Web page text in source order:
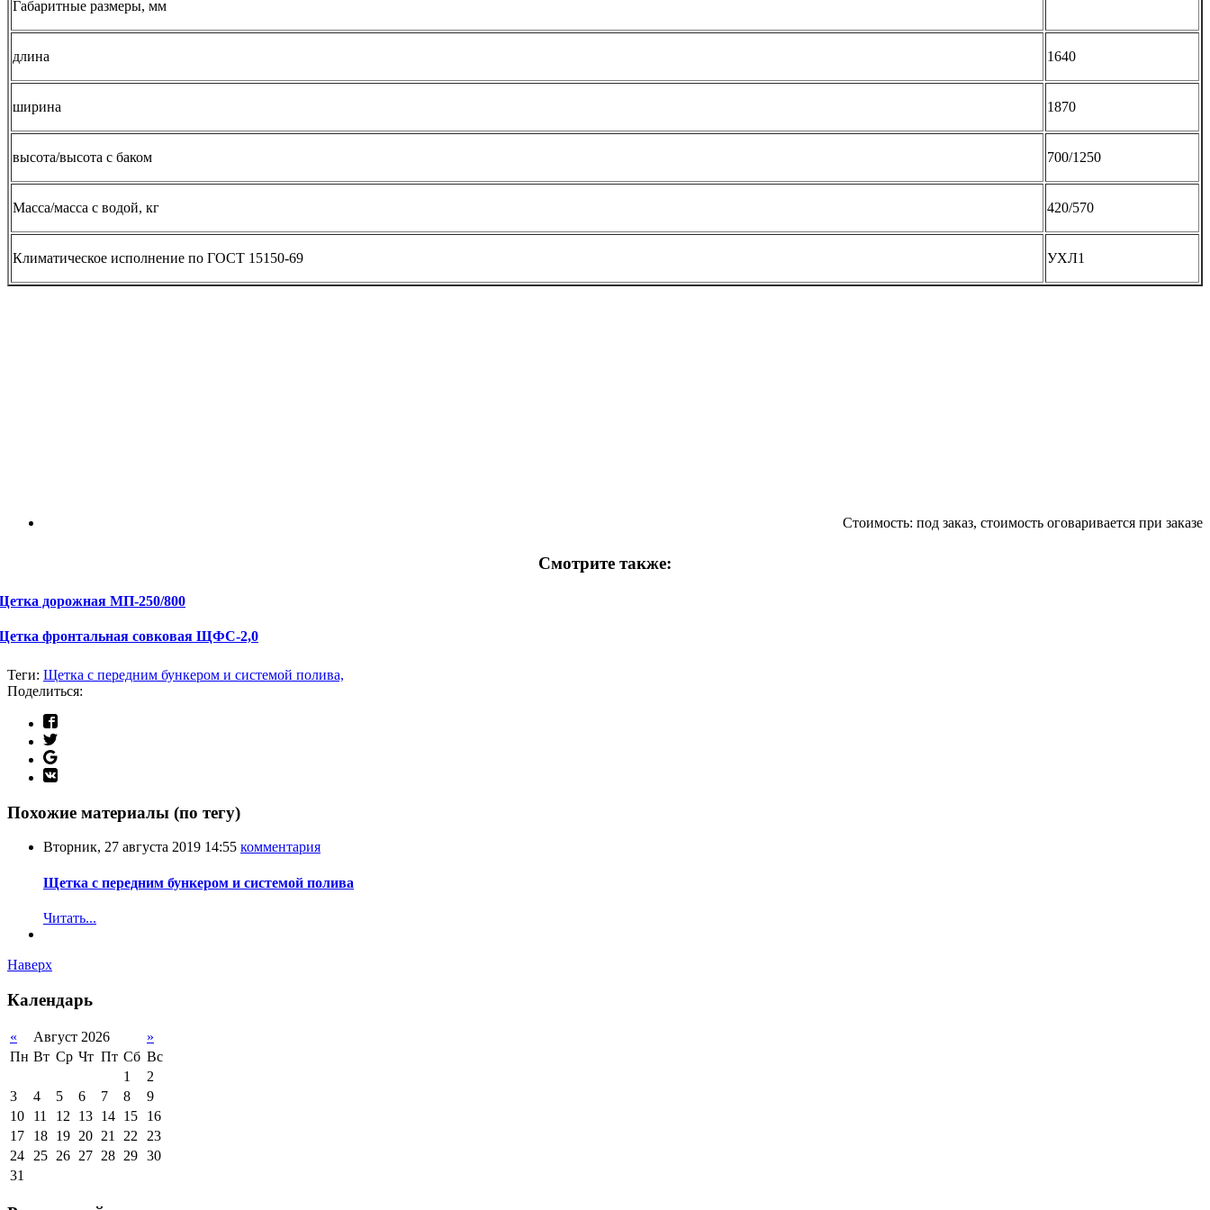
Габаритные размеры, мм
длина 1640
ширина 1870
высота/высота с баком 700/1250
Масса/масса с водой, кг 420/570
Климатическое исполнение по ГОСТ 15150-69 УХЛ1
Стоимость: под заказ, стоимость оговаривается при заказе
Смотрите также:
дорожная МП-250/800
фронтальная совковая ЩФС-2,0
Теги: Щетка с передним бункером и системой полива,
Поделиться:
Похожие материалы (по тегу)
Вторник, 27 августа 2019 14:55 комментария
Щетка с передним бункером и системой полива
Читать...
Наверх
Календарь
« Август 2026
»
Пн Вт Ср Чт Пт Сб Вс
1
2
3
4 5 6 7 8
9
10
11 12 13 14 15
16
17
18 19 20 21 22
23
24
25 26 27 28 29 30
31